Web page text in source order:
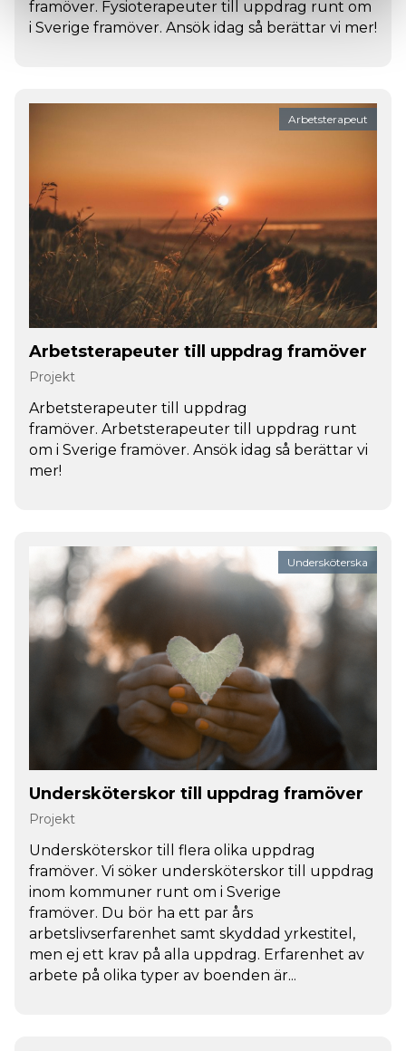
framöver. Fysioterapeuter till uppdrag runt om
i Sverige framöver. Ansök idag så berättar vi mer!
Arbetsterapeut
Arbetsterapeuter till uppdrag framöver
Projekt
Arbetsterapeuter till uppdrag
framöver. Arbetsterapeuter till uppdrag runt
om i Sverige framöver. Ansök idag så berättar vi
mer!
Undersköterska
Undersköterskor till uppdrag framöver
Projekt
Undersköterskor till flera olika uppdrag
framöver. Vi söker undersköterskor till uppdrag
inom kommuner runt om i Sverige
framöver. Du bör ha ett par års
arbetslivserfarenhet samt skyddad yrkestitel,
men ej ett krav på alla uppdrag. Erfarenhet av
arbete på olika typer av boenden är...